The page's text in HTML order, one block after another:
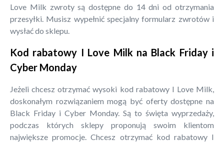
Love Milk zwroty są dostępne do 14 dni od otrzymania
przesyłki. Musisz wypełnić specjalny formularz zwrotów i
wysłać do sklepu.
Kod rabatowy I Love Milk na Black Friday i
Cyber Monday
Jeżeli chcesz otrzymać wysoki kod rabatowy I Love Milk,
doskonałym rozwiązaniem mogą być oferty dostępne na
Black Friday i Cyber Monday. Są to święta wyprzedaży,
podczas których sklepy proponują swoim klientom
największe promocje. Chcesz otrzymać kod rabatowy I